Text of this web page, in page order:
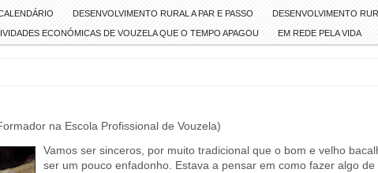
DESENVOLVIMENTO RURAL A PAR E PASSO DESENVOLVIMENTO
ECONÓMICAS DE VOUZELA QUE O TEMPO APAGOU EM REDE PELA VIDA
na Escola Profissional de Vouzela)
Vamos ser sinceros, por muito tradicional que o bom e velho
ser um pouco enfadonho. Estava a pensar em como fazer algo